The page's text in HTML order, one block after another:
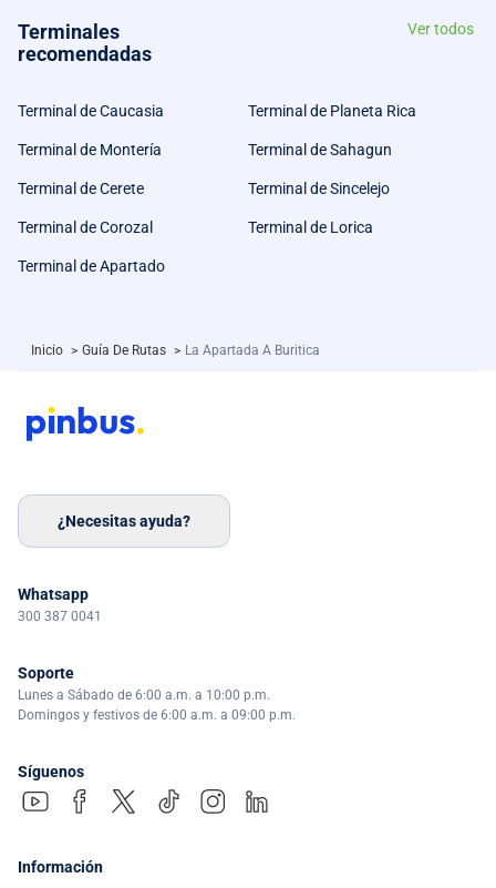
Terminales
recomendadas
Ver todos
Terminal de Caucasia Terminal de Planeta Rica
Terminal de Montería Terminal de Sahagun
Terminal de Cerete Terminal de Sincelejo
Terminal de Corozal Terminal de Lorica
Terminal de Apartado
Inicio > Guía De Rutas > La Apartada A Buritica
¿Necesitas ayuda?
Whatsapp
300 387 0041
Soporte
Lunes a Sábado de 6:00 a.m. a 10:00 p.m.
Domingos y festivos de 6:00 a.m. a 09:00 p.m.
Síguenos
Información